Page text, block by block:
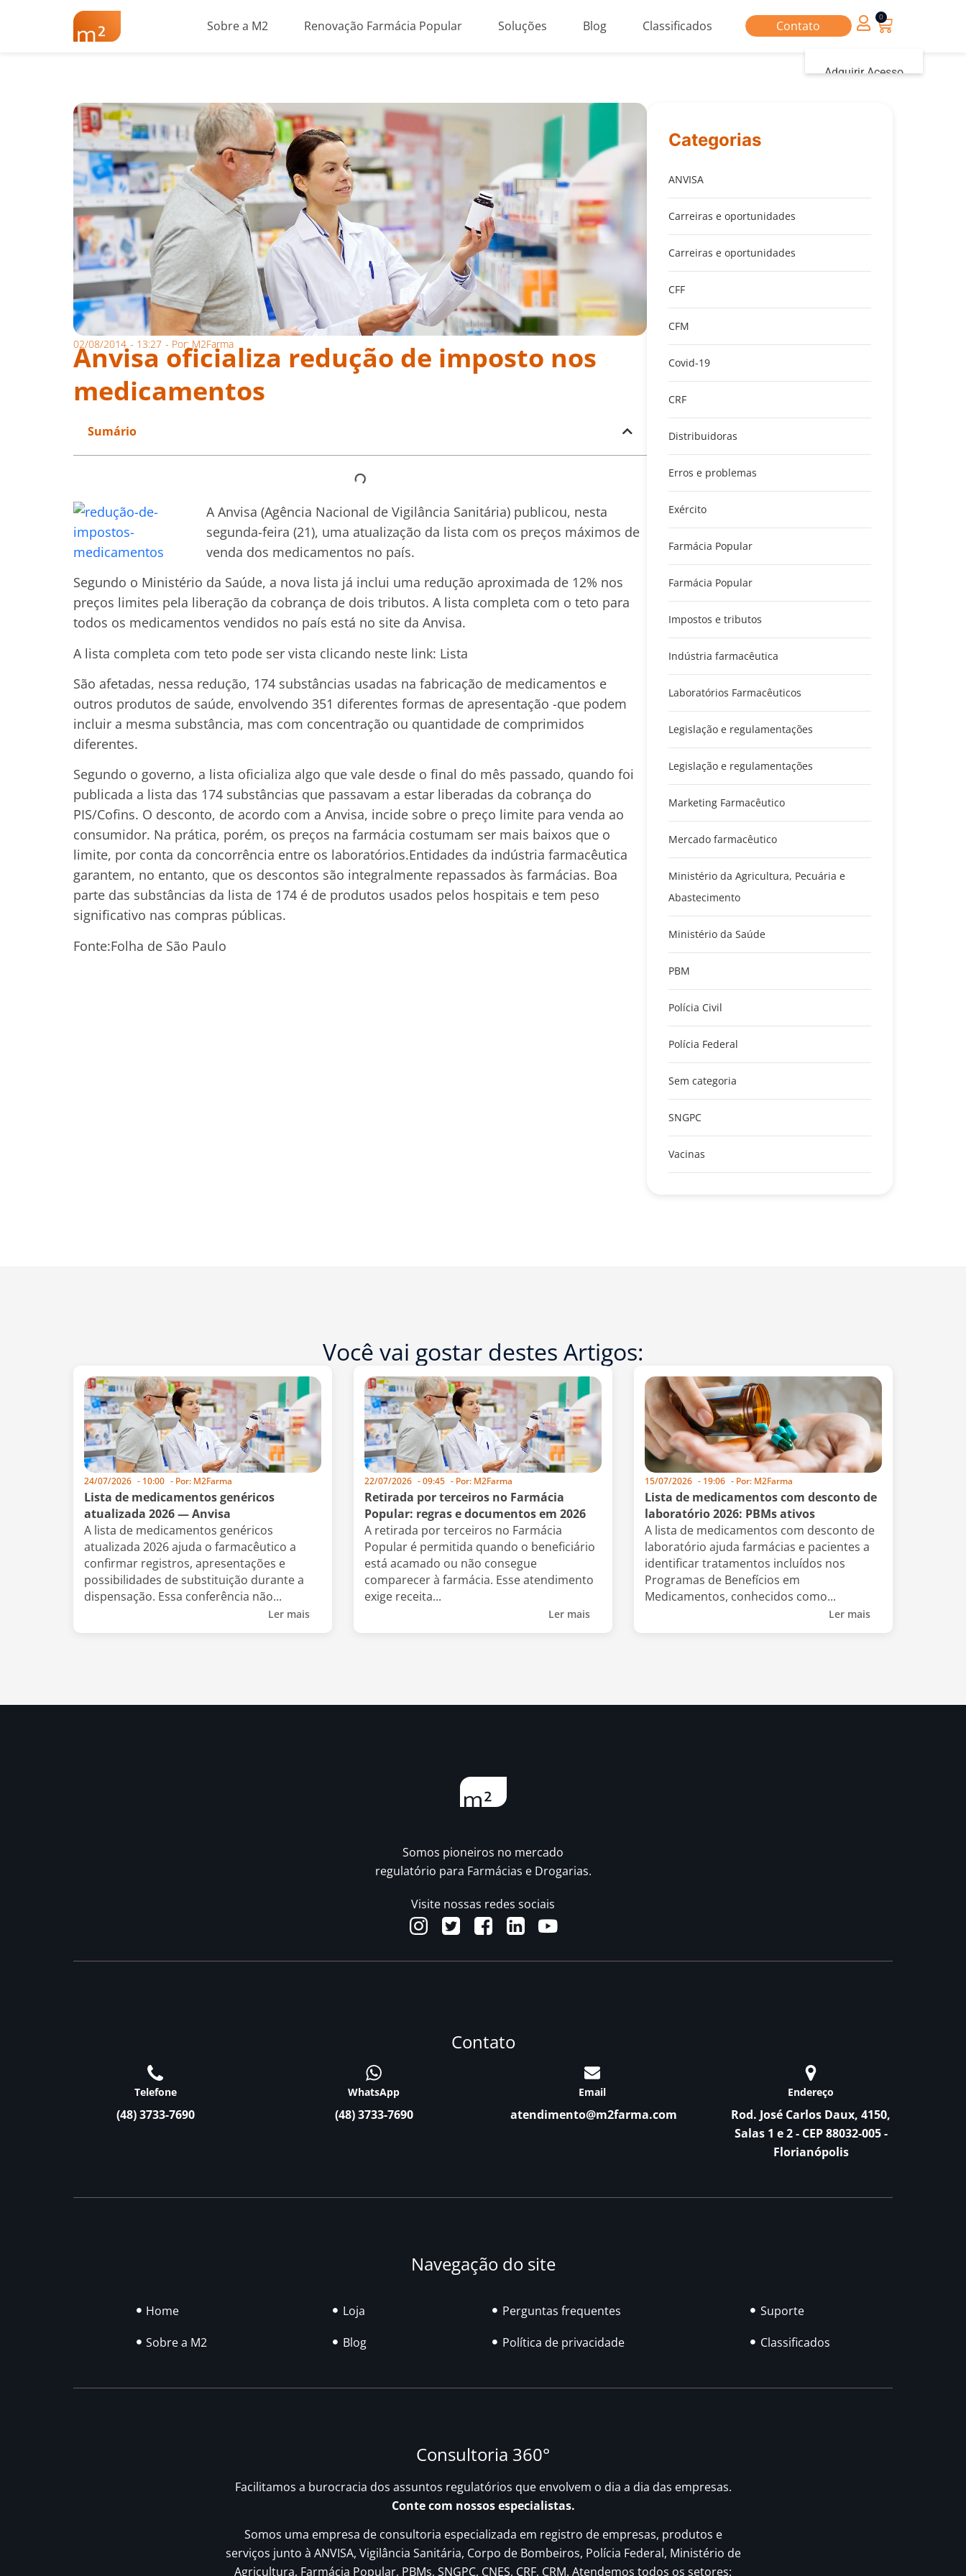
Sobre a M2 Renovação Farmácia Popular Soluções Blog Classificados Contato
Adquirir Acesso
0
02/08/2014 - 13:27 - Por: M2Farma
Anvisa oficializa redução de imposto nos
medicamentos
Sumário
A Anvisa (Agência Nacional de Vigilância Sanitária) publicou, nesta
segunda-feira (21), uma atualização da lista com os preços máximos de
venda dos medicamentos no país.
Segundo o Ministério da Saúde, a nova lista já inclui uma redução aproximada de 12% nos
preços limites pela liberação da cobrança de dois tributos. A lista completa com o teto para
todos os medicamentos vendidos no país está no site da Anvisa.
A lista completa com teto pode ser vista clicando neste link: Lista
São afetadas, nessa redução, 174 substâncias usadas na fabricação de medicamentos e
outros produtos de saúde, envolvendo 351 diferentes formas de apresentação -que podem
incluir a mesma substância, mas com concentração ou quantidade de comprimidos
diferentes.
Segundo o governo, a lista oficializa algo que vale desde o final do mês passado, quando foi
publicada a lista das 174 substâncias que passavam a estar liberadas da cobrança do
PIS/Cofins. O desconto, de acordo com a Anvisa, incide sobre o preço limite para venda ao
consumidor. Na prática, porém, os preços na farmácia costumam ser mais baixos que o
limite, por conta da concorrência entre os laboratórios.Entidades da indústria farmacêutica
garantem, no entanto, que os descontos são integralmente repassados às farmácias. Boa
parte das substâncias da lista de 174 é de produtos usados pelos hospitais e tem peso
significativo nas compras públicas.
Fonte:Folha de São Paulo
Categorias
ANVISA
Carreiras e oportunidades
Carreiras e oportunidades
CFF
CFM
Covid-19
CRF
Distribuidoras
Erros e problemas
Exército
Farmácia Popular
Farmácia Popular
Impostos e tributos
Indústria farmacêutica
Laboratórios Farmacêuticos
Legislação e regulamentações
Legislação e regulamentações
Marketing Farmacêutico
Mercado farmacêutico
Ministério da Agricultura, Pecuária e
Abastecimento
Ministério da Saúde
PBM
Polícia Civil
Polícia Federal
Sem categoria
SNGPC
Vacinas
Você vai gostar destes Artigos:
24/07/2026 - 10:00 - Por: M2Farma
Lista de medicamentos genéricos
atualizada 2026 — Anvisa
A lista de medicamentos genéricos
atualizada 2026 ajuda o farmacêutico a
confirmar registros, apresentações e
possibilidades de substituição durante a
dispensação. Essa conferência não...
Ler mais
22/07/2026 -09:45 - Por: M2Farma
Retirada por terceiros no Farmácia
Popular: regras e documentos em 2026
A retirada por terceiros no Farmácia
Popular é permitida quando o beneficiário
está acamado ou não consegue
comparecer à farmácia. Esse atendimento
exige receita...
Ler mais
15/07/2026 - 19:06 - Por: M2Farma
Lista de medicamentos com desconto de
laboratório 2026: PBMs ativos
A lista de medicamentos com desconto de
laboratório ajuda farmácias e pacientes a
identificar tratamentos incluídos nos
Programas de Benefícios em
Medicamentos, conhecidos como...
Ler mais
Somos pioneiros no mercado
regulatório para Farmácias e Drogarias.
Visite nossas redes sociais
Contato
Telefone
(48) 3733-7690
WhatsApp
(48) 3733-7690
Email
atendimento@m2farma.com
Endereço
Rod. José Carlos Daux, 4150,
Salas 1 e 2 - CEP 88032-005 -
Florianópolis
Navegação do site
Home
Sobre a M2
Loja
Blog
Perguntas frequentes
Política de privacidade
Suporte
Classificados
Consultoria 360°
Facilitamos a burocracia dos assuntos regulatórios que envolvem o dia a dia das empresas.
Conte com nossos especialistas.
Somos uma empresa de consultoria especializada em registro de empresas, produtos e
serviços junto à ANVISA, Vigilância Sanitária, Corpo de Bombeiros, Polícia Federal, Ministério de
Agricultura, Farmácia Popular, PBMs, SNGPC, CNES, CRF, CRM. Atendemos todos os setores: